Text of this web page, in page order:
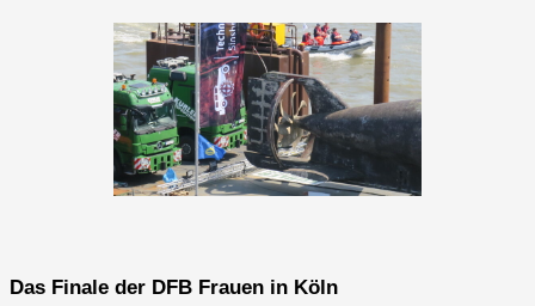
Das Finale der DFB Frauen in Köln